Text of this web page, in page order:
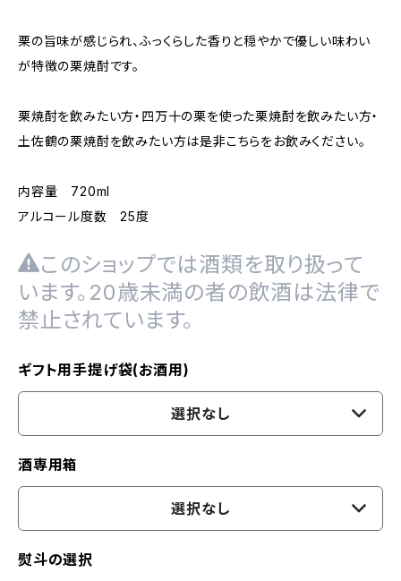
栗の旨味が感じられ、ふっくらした香りと穏やかで優しい味わい
が特徴の栗焼酎です。
栗焼酎を飲みたい方・四万十の栗を使った栗焼酎を飲みたい方・
土佐鶴の栗焼酎を飲みたい方は是非こちらをお飲みください。
内容量 720ml
アルコール度数 25度
このショップでは酒類を取り扱って
います。20歳未満の者の飲酒は法律で
禁止されています。
ギフト用手提げ袋(お酒用)
選択なし
酒専用箱
選択なし
熨斗の選択